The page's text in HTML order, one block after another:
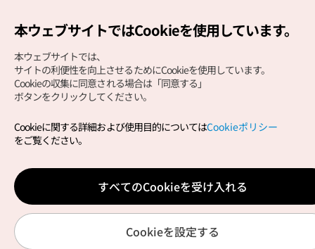
Copyright (c) Korea Tourism Organization All Rights
サイトエラー報告公式メール
japanese@knto.or.kr
本ウェブサイトではCookieを使用しています。
本ウェブサイトでは、
サイトの利便性を向上させるためにCookieを使用しています。
Cookieの収集に同意される場合は「同意する」
ボタンをクリックしてください。
Cookieに関する詳細および使用目的についてはCookieポリシー
をご覧ください。
すべてのCookieを受け入れる
Cookieを設定する